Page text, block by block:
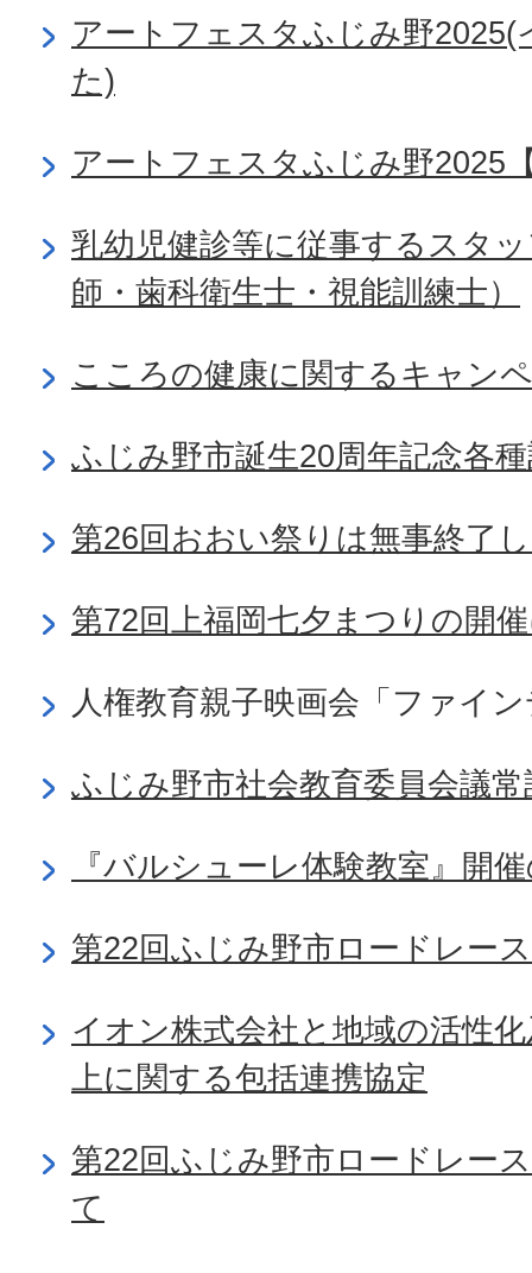
アートフェスタふじみ野
た)
アートフェスタふじみ野2025
乳幼児健診等に従事するスタ
師・歯科衛生士・視能訓練士）
こころの健康に関するキャン
ふじみ野市誕生20周年記念各
第26回おおい祭りは無事終了
第72回上福岡七夕まつりの開
人権教育親子映画会「ファイ
ふじみ野市社会教育委員会議
『バルシューレ体験教室』開
第22回ふじみ野市ロードレー
イオン株式会社と地域の活性
上に関する包括連携協定
第22回ふじみ野市ロードレー
て